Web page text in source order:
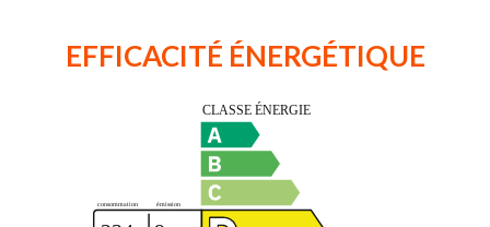
EFFICACITÉ ÉNERGÉTIQUE